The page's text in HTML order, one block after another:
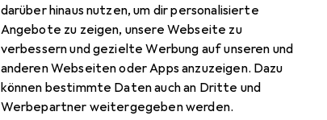
darüber hinaus nutzen, um dir personalisierte
Angebote zu zeigen, unsere Webseite zu
verbessern und gezielte Werbung auf unseren und
anderen Webseiten oder Apps anzuzeigen. Dazu
können bestimmte Daten auch an Dritte und
Werbepartner weitergegeben werden.
Zubehör für Topstar
Hier findest du passendes Zubehör zum